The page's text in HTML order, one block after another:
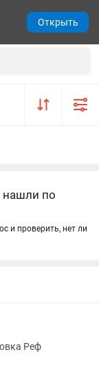
нашли по
и проверить, нет ли
Реф
Открыть